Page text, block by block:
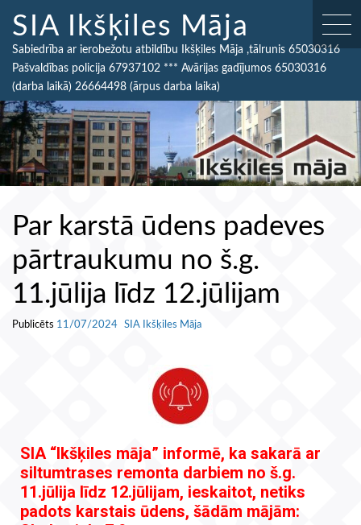
SIA Ikšķiles Māja
Sabiedrība ar ierobežotu atbildību Ikšķiles Māja ,tālrunis 65030316
Pašvaldības policija 67937102 *** Avārijas gadījumos 65030316
(darba laikā) 26664498 (ārpus darba laika)
Par karstā ūdens padeves
pārtraukumu no š.g.
11.jūlija līdz 12.jūlijam
Publicēts 11/07/2024 SIA Ikšķiles Māja
SIA “Ikšķiles māja” informē, ka sakarā ar
siltumtrases remonta darbiem no š.g.
11.jūlija līdz 12.jūlijam, ieskaitot, netiks
padots karstais ūdens, šādām mājām: